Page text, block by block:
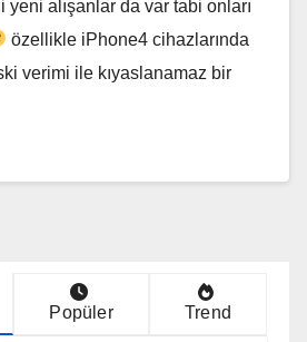
alışanlar da var tabi onları
özellikle iPhone4 cihazlarında
verimi ile kıyaslanamaz bir
Popüler Trend